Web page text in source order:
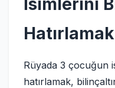
İsimlerini
Hatırlamak
Rüyada 3 çocuğun
hatırlamak,